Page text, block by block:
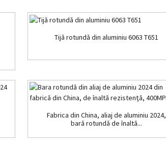
Tijă rotundă din aluminiu 6063 T651
Fabrica din China, aliaj de aluminiu 2024,
bară rotundă de înaltă...